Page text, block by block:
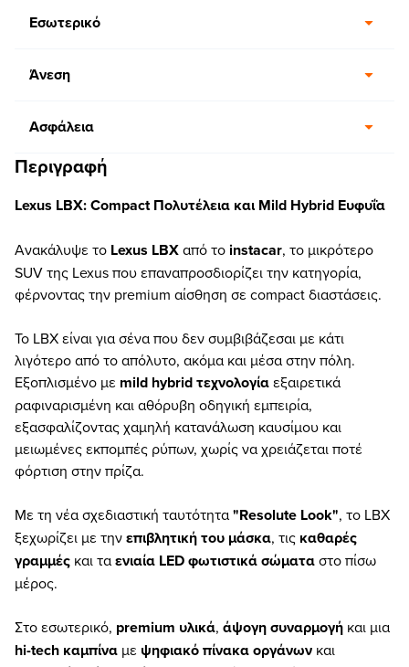
Εσωτερικό
Άνεση
Ασφάλεια
Περιγραφή
Lexus LBX: Compact Πολυτέλεια και Mild Hybrid Ευφυΐα
Ανακάλυψε το Lexus LBXαπό το instacar, το μικρότερο
SUV της Lexus που επαναπροσδιορίζει την κατηγορία,
φέρνοντας την premium αίσθηση σε compact διαστάσεις.
Το LBX είναι για σένα που δεν συμβιβάζεσαι με κάτι
λιγότερο από το απόλυτο, ακόμα και μέσα στην πόλη.
Εξοπλισμένο με mild hybrid τεχνολογίαεξαιρετικά
ραφιναρισμένη και αθόρυβη οδηγική εμπειρία,
εξασφαλίζοντας χαμηλή κατανάλωση καυσίμου και
μειωμένες εκπομπές ρύπων, χωρίς να χρειάζεται ποτέ
φόρτιση στην πρίζα.
Με τη νέα σχεδιαστική ταυτότητα"Resolute Look", το LBX
ξεχωρίζει με τηνεπιβλητική του μάσκα, τις καθαρές
γραμμές και ταενιαία LED φωτιστικά σώματαστο πίσω
μέρος.
Στο εσωτερικό, premium υλικά, άψογη συναρμογή και μια
hi-tech καμπίνα με ψηφιακό πίνακα οργάνων και